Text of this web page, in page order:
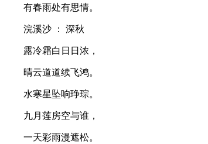
有春雨处有思情。
浣溪沙 ： 深秋
露冷霜白日日浓，
晴云道道续飞鸿。
水寒星坠响琤琮。
九月莲房空与谁，
一天彩雨漫遮松。